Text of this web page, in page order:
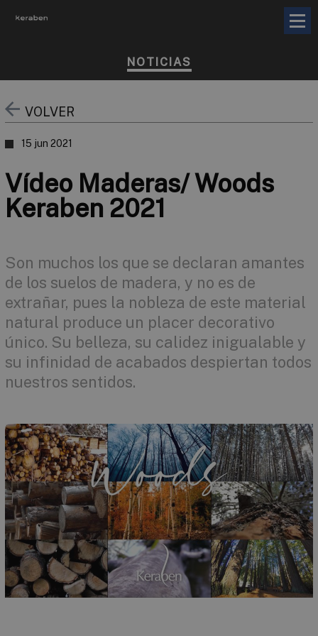
NOTICIAS
VOLVER
15 jun 2021
Vídeo Maderas/ Woods
Keraben 2021
Son muchos los que se declaran amantes
de los suelos de madera, y no es de
extrañar, pues la nobleza de este material
natural produce un placer decorativo
único. Su belleza, su calidez inigualable y
su infinidad de acabados despiertan todos
nuestros sentidos.